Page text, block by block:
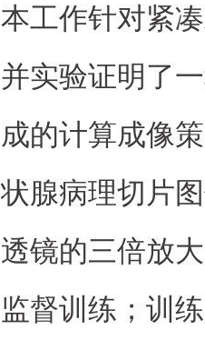
本工作针对紧
并实验证明了
成的计算成像
状腺病理切片
透镜的三倍放
监督训练；训